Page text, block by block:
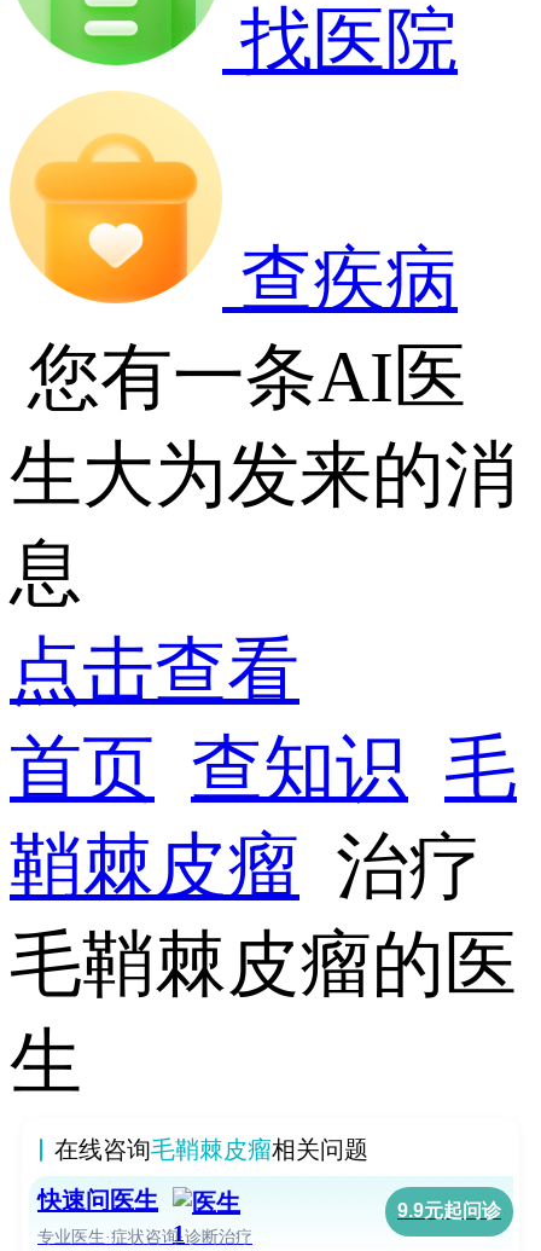
找医院
查疾病
您有一条AI医
生大为发来的消
息
点击查看
首页 查知识 毛
鞘棘皮瘤 治疗
毛鞘棘皮瘤的医
生
在线咨询毛鞘棘皮瘤相关问题
快速问医生
专业医生·症状咨询·诊断治疗
9.9元起问诊